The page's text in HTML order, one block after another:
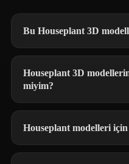
Bu Houseplant 3D
Houseplant 3D
miyim?
Houseplant modelleri